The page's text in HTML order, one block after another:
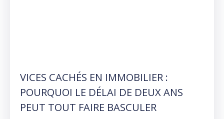
VICES CACHÉS EN IMMOBILIER :
POURQUOI LE DÉLAI DE DEUX ANS
PEUT TOUT FAIRE BASCULER